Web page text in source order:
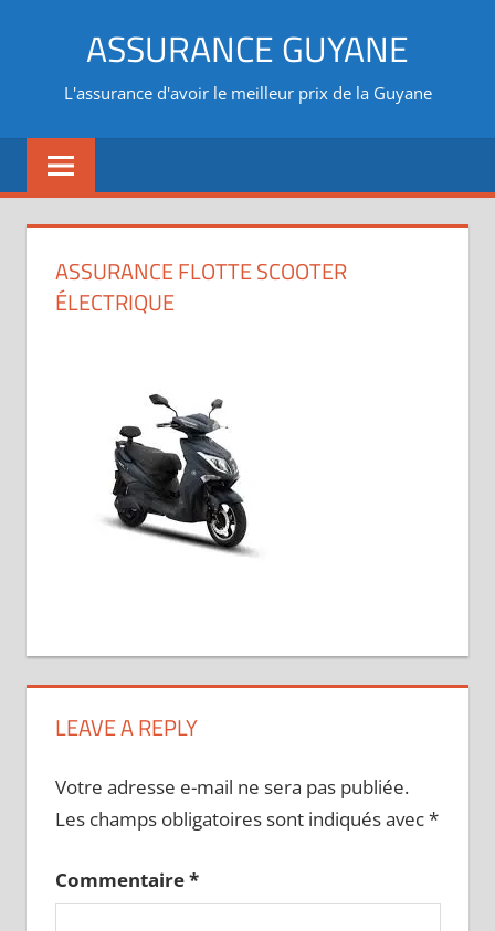
ASSURANCE GUYANE
L'assurance d'avoir le meilleur prix de la Guyane
ASSURANCE FLOTTE SCOOTER
ÉLECTRIQUE
LEAVE A REPLY
Votre adresse e-mail ne sera pas publiée.
Les champs obligatoires sont indiqués avec*
Commentaire*